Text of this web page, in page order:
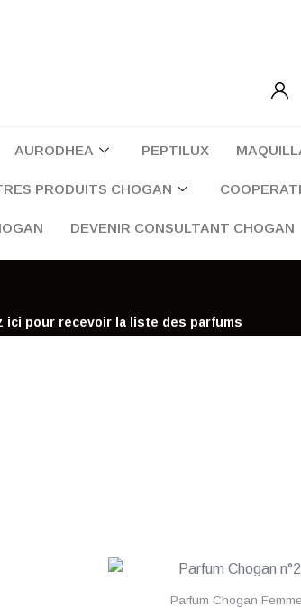
AURODHEA PEPTILUX
PRODUITS CHOGAN
DEVENIR CONSULTANT CHOGAN
ici pour recevoir la liste des parfums
Parfum Chogan